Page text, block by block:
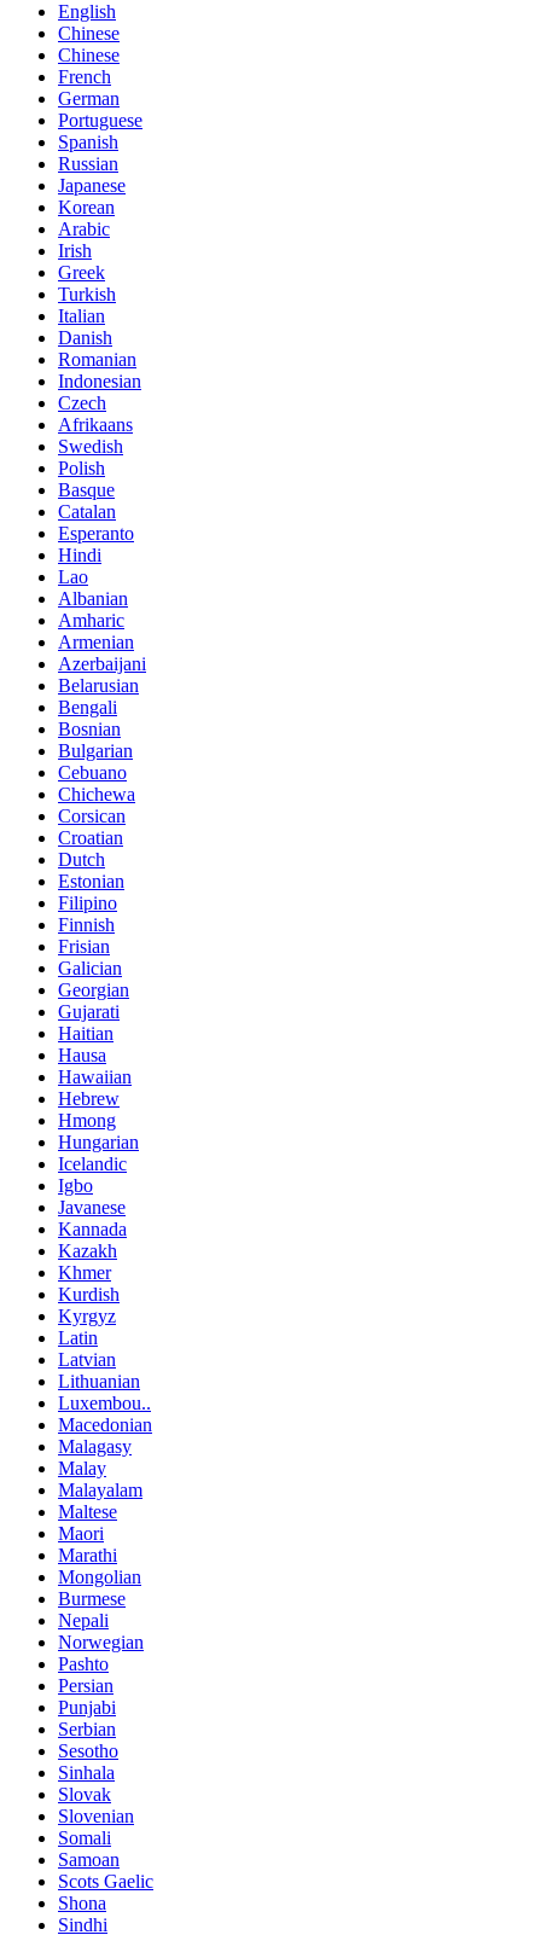
English
Chinese
Chinese
French
German
Portuguese
Spanish
Russian
Japanese
Korean
Arabic
Irish
Greek
Turkish
Italian
Danish
Romanian
Indonesian
Czech
Afrikaans
Swedish
Polish
Basque
Catalan
Esperanto
Hindi
Lao
Albanian
Amharic
Armenian
Azerbaijani
Belarusian
Bengali
Bosnian
Bulgarian
Cebuano
Chichewa
Corsican
Croatian
Dutch
Estonian
Filipino
Finnish
Frisian
Galician
Georgian
Gujarati
Haitian
Hausa
Hawaiian
Hebrew
Hmong
Hungarian
Icelandic
Igbo
Javanese
Kannada
Kazakh
Khmer
Kurdish
Kyrgyz
Latin
Latvian
Lithuanian
Luxembou..
Macedonian
Malagasy
Malay
Malayalam
Maltese
Maori
Marathi
Mongolian
Burmese
Nepali
Norwegian
Pashto
Persian
Punjabi
Serbian
Sesotho
Sinhala
Slovak
Slovenian
Somali
Samoan
Scots Gaelic
Shona
Sindhi